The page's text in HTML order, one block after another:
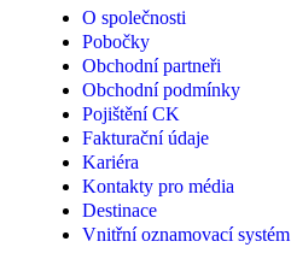
O společnosti
Pobočky
Obchodní partneři
Obchodní podmínky
Pojištění CK
Fakturační údaje
Kariéra
Kontakty pro média
Destinace
Vnitřní oznamovací systém